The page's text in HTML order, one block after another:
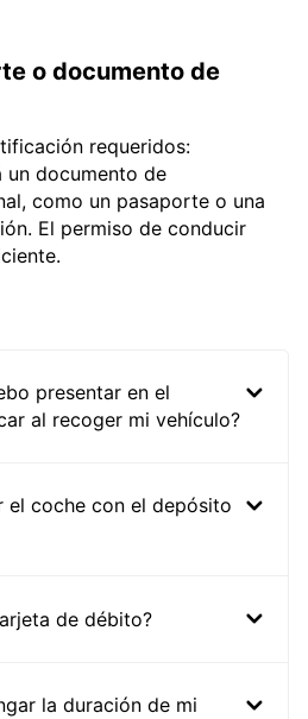
o documento de
requeridos:
un documento de
como un pasaporte o una
El permiso de conducir
presentar en el
al recoger mi vehículo?
el coche con el depósito
de débito?
la duración de mi